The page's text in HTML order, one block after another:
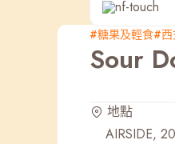
熱門
NF 種籽 NF
最近搜尋紀錄
#糖果及輕食#西
Sour
地點
AIRSIDE,